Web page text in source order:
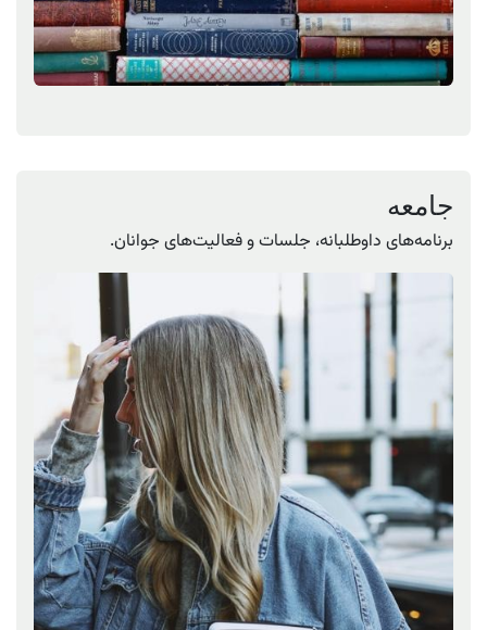
جامعه
برنامه‌های داوطلبانه، جلسات و فعالیت‌های جوانان.